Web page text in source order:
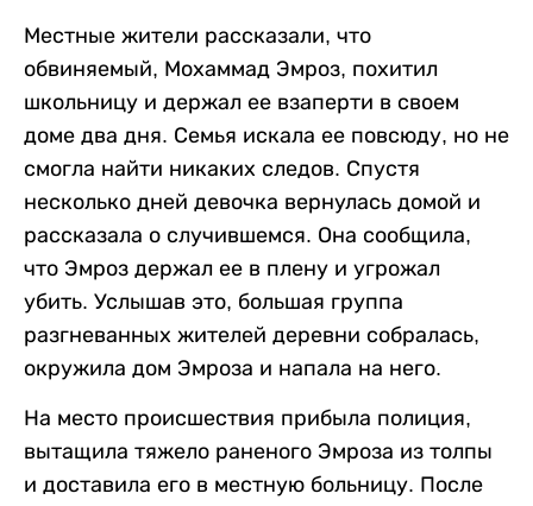
Местные жители рассказали, что
обвиняемый, Мохаммад Эмроз, похитил
школьницу и держал ее взаперти в своем
доме два дня. Семья искала ее повсюду, но не
смогла найти никаких следов. Спустя
несколько дней девочка вернулась домой и
рассказала о случившемся. Она сообщила,
что Эмроз держал ее в плену и угрожал
убить. Услышав это, большая группа
разгневанных жителей деревни собралась,
окружила дом Эмроза и напала на него.
На место происшествия прибыла полиция,
вытащила тяжело раненого Эмроза из толпы
и доставила его в местную больницу. После